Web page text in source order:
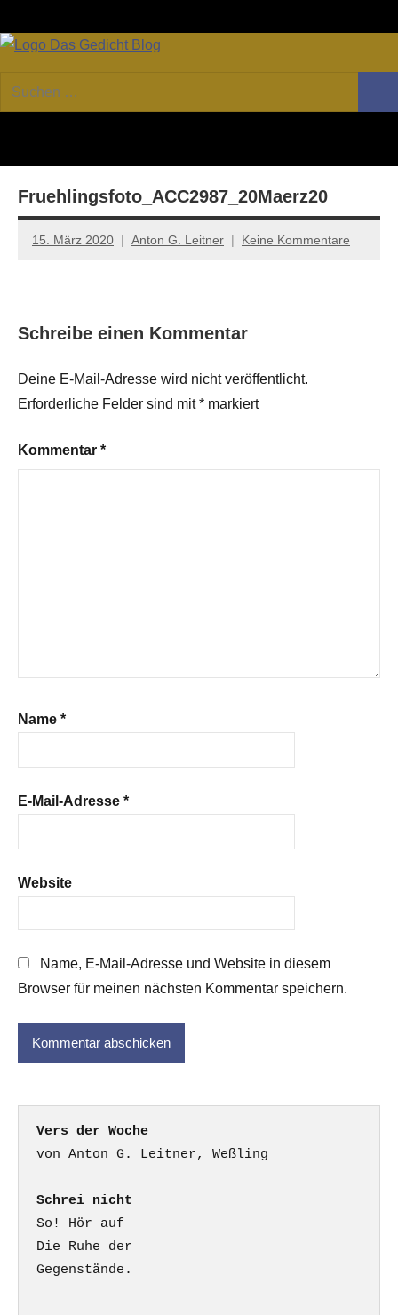
Inhalt
GEDICHT
Forum
von
Lyrik,
Essay
Suchen
nach:
Fruehlingsfoto_ACC2987_20Maerz20
15. März 2020 Anton G. Leitner Keine Kommentare
Schreibe einen Kommentar
Deine E-Mail-Adresse wird nicht veröffentlicht.
Erforderliche Felder sind mit* markiert
Kommentar *
Name *
E-Mail-Adresse *
Website
Name, E-Mail-Adresse und Website in diesem
Browser für meinen nächsten Kommentar speichern.
Vers der Woche
Schrei nicht
So! Hör auf
Die Ruhe der
Gegenstände.